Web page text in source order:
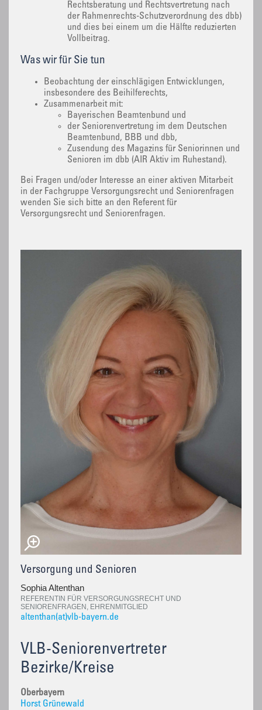
Rechtsberatung und Rechtsvertretung nach
der Rahmenrechts-Schutzverordnung des dbb)
und dies bei einem um die Hälfte reduzierten
Vollbeitrag.
Was wir für Sie tun
Beobachtung der einschlägigen Entwicklungen,
insbesondere des Beihilferechts,
Zusammenarbeit mit:
Bayerischen Beamtenbund und
der Seniorenvertretung im dem Deutschen
Beamtenbund, BBB und dbb,
Zusendung des Magazins für Seniorinnen und
Senioren im dbb (AIR Aktiv im Ruhestand).
Bei Fragen und/oder Interesse an einer aktiven Mitarbeit
in der Fachgruppe Versorgungsrecht und Seniorenfragen
wenden Sie sich bitte an den Referent für
Versorgungsrecht und Seniorenfragen.
Versorgung und Senioren
Sophia Altenthan
REFERENTIN FÜR VERSORGUNGSRECHT UND
SENIORENFRAGEN, EHRENMITGLIED
altenthan(at)vlb-bayern.de
VLB-Seniorenvertreter
Bezirke/Kreise
Oberbayern
Horst Grünewald